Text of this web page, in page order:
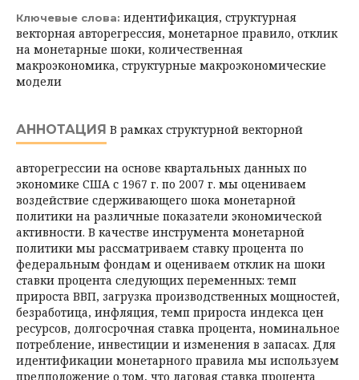
Ключевые слова: идентификация, структурная
векторная авторегрессия, монетарное правило, отклик
на монетарные шоки, количественная
макроэкономика, структурные макроэкономические
модели
АННОТАЦИЯ В рамках структурной векторной
авторегрессии на основе квартальных данных по
экономике США с 1967 г. по 2007 г. мы оцениваем
воздействие сдерживающего шока монетарной
политики на различные показатели экономической
активности. В качестве инструмента монетарной
политики мы рассматриваем ставку процента по
федеральным фондам и оцениваем отклик на шоки
ставки процента следующих переменных: темп
прироста ВВП, загрузка производственных мощностей,
безработица, инфляция, темп прироста индекса цен
ресурсов, долгосрочная ставка процента, номинальное
потребление, инвестиции и изменения в запасах. Для
идентификации монетарного правила мы используем
предположение о том, что лаговая ставка процента